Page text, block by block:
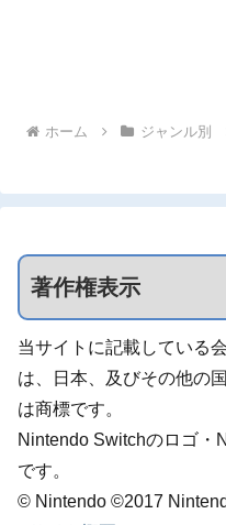
ホーム ジャンル別
著作権表示
当サイトに記載している
は、日本、及びその他の
は商標です。
Nintendo Switchのロゴ・
です。
© Nintendo ©2017